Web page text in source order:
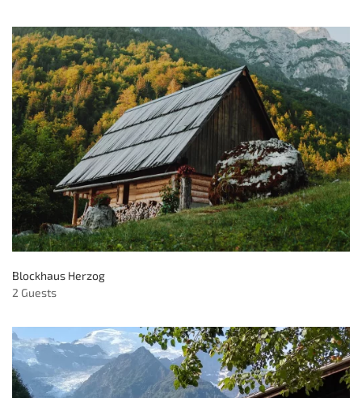
Blockhaus Herzog
2 Guests